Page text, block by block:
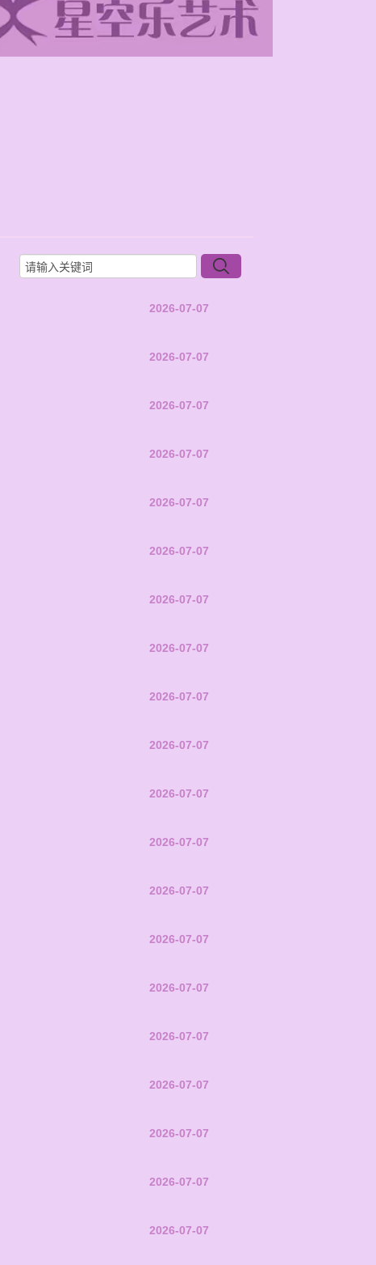
2026-07-07
2026-07-07
2026-07-07
2026-07-07
2026-07-07
2026-07-07
2026-07-07
2026-07-07
2026-07-07
2026-07-07
2026-07-07
2026-07-07
2026-07-07
2026-07-07
2026-07-07
2026-07-07
2026-07-07
2026-07-07
2026-07-07
2026-07-07